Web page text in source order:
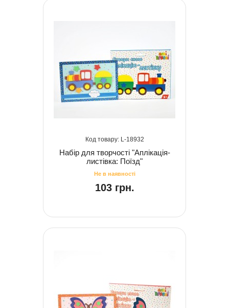
18932
Набір для творчості "Аплікація-
листівка: Поїзд"
103 грн.